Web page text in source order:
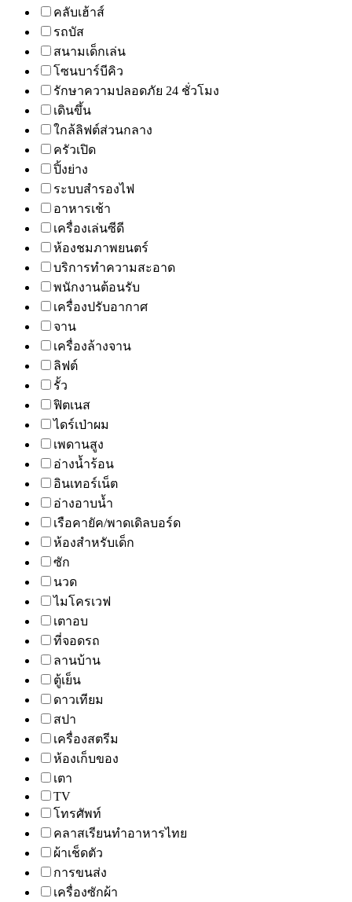
คลับเฮ้าส์
รถบัส
สนามเด็กเล่น
โซนบาร์บีคิว
รักษาความปลอดภัย 24 ชั่วโมง
เดินขึ้น
ใกล้ลิฟต์ส่วนกลาง
ครัวเปิด
ปิ้งย่าง
ระบบสำรองไฟ
อาหารเช้า
เครื่องเล่นซีดี
ห้องชมภาพยนตร์
บริการทำความสะอาด
พนักงานต้อนรับ
เครื่องปรับอากาศ
จาน
เครื่องล้างจาน
ลิฟต์
รั้ว
ฟิตเนส
ไดร์เป่าผม
เพดานสูง
อ่างน้ำร้อน
อินเทอร์เน็ต
อ่างอาบน้ำ
เรือคายัค/พาดเดิลบอร์ด
ห้องสำหรับเด็ก
ซัก
นวด
ไมโครเวฟ
เตาอบ
ที่จอดรถ
ลานบ้าน
ตู้เย็น
ดาวเทียม
สปา
เครื่องสตรีม
ห้องเก็บของ
เตา
TV
โทรศัพท์
คลาสเรียนทำอาหารไทย
ผ้าเช็ดตัว
การขนส่ง
เครื่องซักผ้า